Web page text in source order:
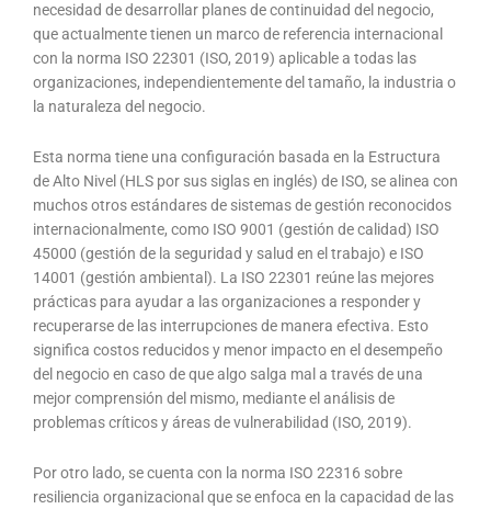
necesidad de desarrollar planes de continuidad del negocio,
que actualmente tienen un marco de referencia internacional
con la norma ISO 22301 (ISO, 2019) aplicable a todas las
organizaciones, independientemente del tamaño, la industria o
la naturaleza del negocio.
Esta norma tiene una configuración basada en la Estructura
de Alto Nivel (HLS por sus siglas en inglés) de ISO, se alinea con
muchos otros estándares de sistemas de gestión reconocidos
internacionalmente, como ISO 9001 (gestión de calidad) ISO
45000 (gestión de la seguridad y salud en el trabajo) e ISO
14001 (gestión ambiental). La ISO 22301 reúne las mejores
prácticas para ayudar a las organizaciones a responder y
recuperarse de las interrupciones de manera efectiva. Esto
significa costos reducidos y menor impacto en el desempeño
del negocio en caso de que algo salga mal a través de una
mejor comprensión del mismo, mediante el análisis de
problemas críticos y áreas de vulnerabilidad (ISO, 2019).
Por otro lado, se cuenta con la norma ISO 22316 sobre
resiliencia organizacional que se enfoca en la capacidad de las